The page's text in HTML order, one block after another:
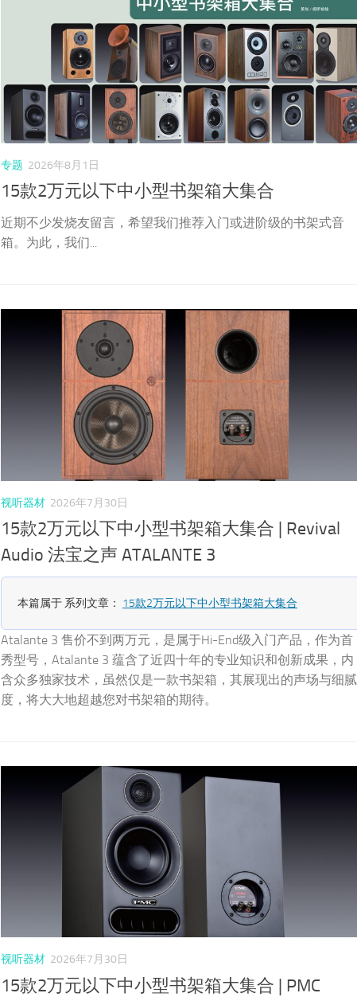
专题 2026年8月1日
15款2万元以下中小型书架箱大集合
近期不少发烧友留言，希望我们推荐入门或进阶级的书架式音
箱。为此，我们...
视听器材 2026年7月30日
15款2万元以下中小型书架箱大集合 | Revival
Audio 法宝之声 ATALANTE 3
本篇属于 系列文章： 15款2万元以下中小型书架箱大集合
Atalante 3 售价不到两万元，是属于Hi-End级入门产品，作为首
秀型号，Atalante 3 蕴含了近四十年的专业知识和创新成果，内
含众多独家技术，虽然仅是一款书架箱，其展现出的声场与细腻
度，将大大地超越您对书架箱的期待。
视听器材 2026年7月30日
15款2万元以下中小型书架箱大集合 | PMC